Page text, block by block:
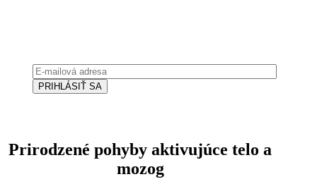
Prirodzené pohyby aktivujúce telo a
mozog